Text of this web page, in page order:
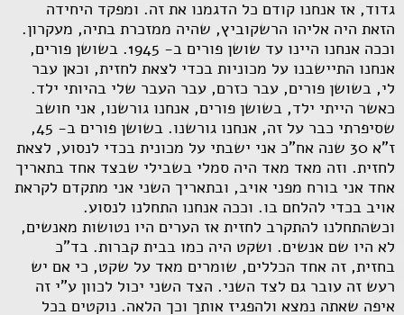
גדוד, אז אנחנו קודם כל הדגמנו את זה. ומפקד היחידה
הזאת היה אליהו הרשקוביץ, שהיה ממזכרת בתיה, מעקרון.
וככה אנחנו היינו עד שושן פורים ב- 1945. בשושן פורים,
אנחנו התיישבנו על מכוניות בכדי לצאת לחזית, וכאן עבר
לי, בשושן פורים, עבר כזרם, עבר העבר שלי בהיותי ילד.
כאשר הייתי ילד, בשושן פורים, אנחנו גורשנו, אני חושב
שסיפרתי כבר על זה, אנחנו גורשנו. בשושן פורים ב- 45,
ז"א 30 שנה אח"כ אני ישבתי על מכונית בכדי לנסוע, לצאת
לחזית. וזה מאד מאד היה סמלי בשבילי שבצד אחד בתאריך
אחד אני בורח מפני אויב, ובתאריך השני אני מתקדם לקראת
אויב בכדי להלחם בו. וככה אנחנו התחלנו לנסוע.
וכשהתחלנו להתקרב לחזית אז הערים היו נטושות מאנשים,
לא היו שם אנשים. ושקט היה כמו בבית קברות. בד"כ
בחזית, זה אחד הכללים, שומרים מאד על שקט, כי אם יש
רעש זה עובר גם לצד השני. הצד השני יכול לכוון ע"י זה
איפה שאתה נמצא ולהפגיז אותך וכך הלאה. נוקטים בכל